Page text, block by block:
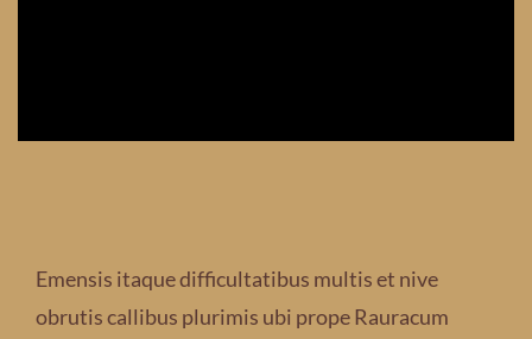
Emensis itaque difficultatibus multis et nive
obrutis callibus plurimis ubi prope Rauracum